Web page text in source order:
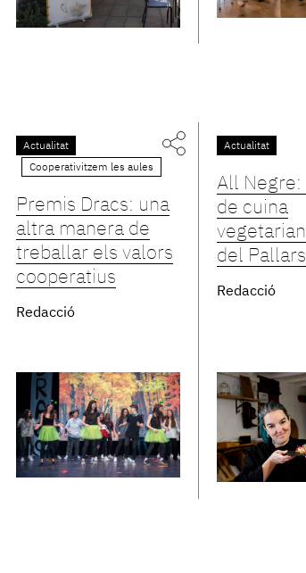
Actualitat
Cooperativitzem les aules
Premis Dracs: una
altra manera de
treballar els valors
cooperatius
Redacció
Actualitat
All Negre:
de cuina
del
Redacció